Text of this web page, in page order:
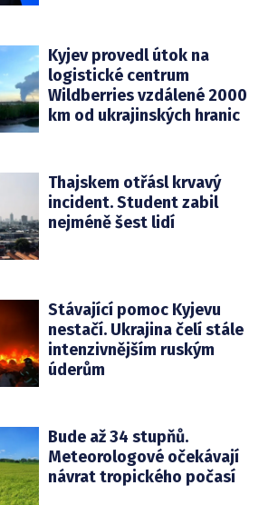
Kyjev provedl útok na
logistické centrum
Wildberries vzdálené 2000
km od ukrajinských hranic
Thajskem otřásl krvavý
incident. Student zabil
nejméně šest lidí
Stávající pomoc Kyjevu
nestačí. Ukrajina čelí stále
intenzivnějším ruským
úderům
Bude až 34 stupňů.
Meteorologové očekávají
návrat tropického počasí